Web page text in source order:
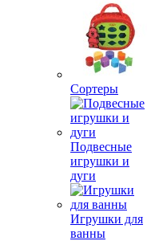
Сортеры
Подвесные
игрушки и
дуги
Игрушки для
ванны